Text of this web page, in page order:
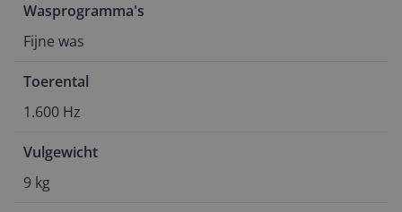
Wasprogramma's
Fijne was
Toerental
1.600 Hz
Vulgewicht
9 kg